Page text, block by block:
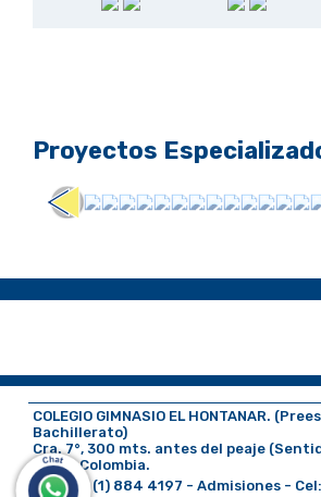
Proyectos
COLEGIO GIMNASIO EL HONTANAR.
Bachillerato)
Cra. 7°, 300 mts. antes del peaje
Chía - Colombia.
PBX: 60 (1) 884 4197 - Admisiones -